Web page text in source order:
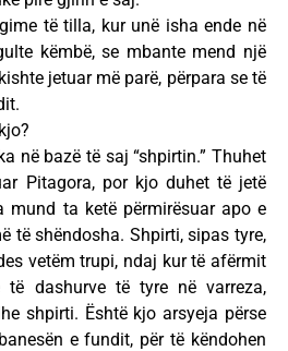
të tilla, kur unë isha ende në
këmbë, se mbante mend një
jetuar më parë, përpara se të
në bazë të saj “shpirtin.” Thuhet
Pitagora, por kjo duhet të jetë
mund ta ketë përmirësuar apo e
të shëndosha. Shpirti, sipas tyre,
vetëm trupi, ndaj kur të afërmit
të dashurve të tyre në varreza,
shpirti. Është kjo arsyeja përse
e fundit, për të këndohen